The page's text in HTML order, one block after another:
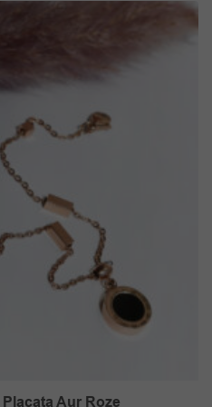
Aur Roze